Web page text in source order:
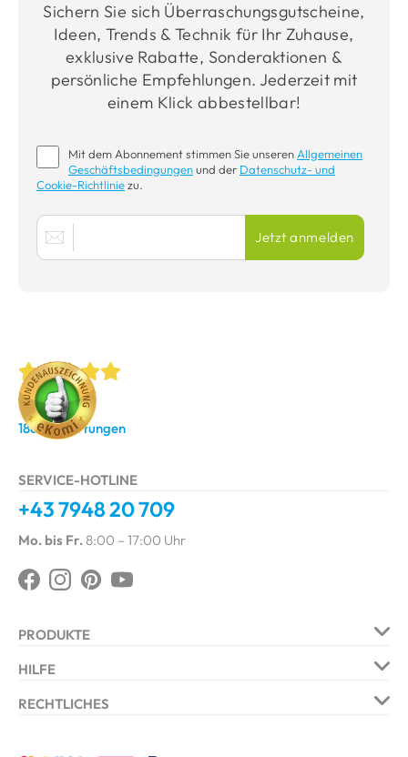
Sichern Sie sich Überraschungsgutscheine,
Ideen, Trends & Technik für Ihr Zuhause,
exklusive Rabatte, Sonderaktionen &
persönliche Empfehlungen. Jederzeit mit
einem Klick abbestellbar!
Mit dem Abonnement stimmen Sie unserenAllgemeinen
Geschäftsbedingungenund der Datenschutz- und
Cookie-Richtliniezu.
E-
Mail-
Adresse
Jetzt anmelden
SERVICE-HOTLINE
+43 7948 20 709
Mo. bis Fr.8:00 – 17:00 Uhr
PRODUKTE
Jalousie
Insektenschutz
HILFE
Blog & Ideen
4.9/ 5.0
1861 Bewertungen
RECHTLICHES